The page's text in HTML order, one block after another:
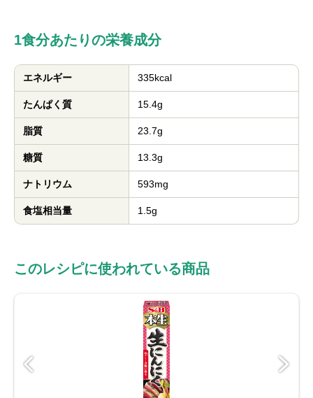
1食分あたりの栄養成分
エネルギー 335kcal
たんぱく質 15.4g
脂質 23.7g
糖質 13.3g
ナトリウム 593mg
食塩相当量 1.5g
このレシピに使われている商品